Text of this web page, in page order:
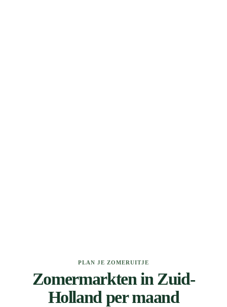
PLAN JE ZOMERUITJE
Zomermarkten in Zuid-
Holland per maand